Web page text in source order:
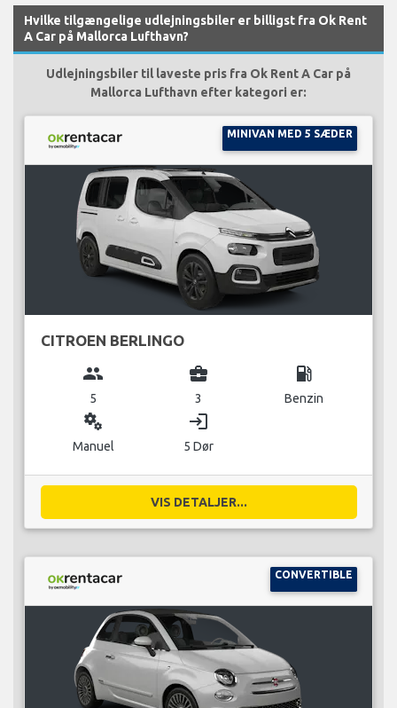
Hvilke tilgængelige udlejningsbiler er billigst fra Ok Rent
A Car på Mallorca Lufthavn?
Udlejningsbiler til laveste pris fra Ok Rent A Car på
Mallorca Lufthavn efter kategori er:
MINIVAN MED 5 SÆDER
CITROEN BERLINGO
group
5
business_center
3
local_gas_station
Benzin
miscellaneous_services
Manuel
login
5 Dør
VIS DETALJER...
CONVERTIBLE